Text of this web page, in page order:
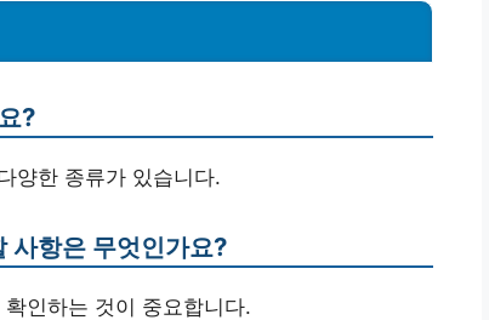
?
양한 종류가 있습니다.
사항은 무엇인가요?
인하는 것이 중요합니다.